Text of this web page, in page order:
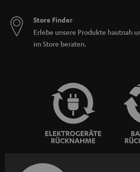
Store Finder
Erlebe unsere Produkte hautnah
im Store beraten.